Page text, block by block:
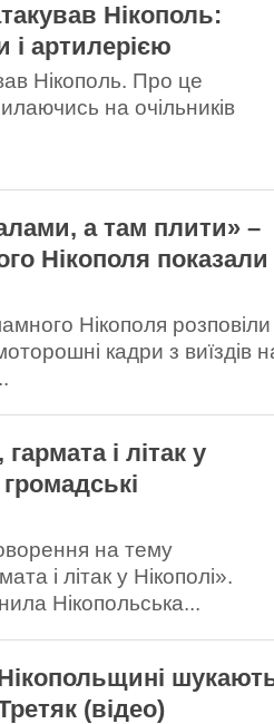
Нікополь:
артилерією
Нікополь. Про це
на очільників
а там плити» –
Нікополя показали
Нікополя розповіли
кадри з виїздів
і літак у
на тему
і літак у Нікополі».
Нікопольська...
(відео)